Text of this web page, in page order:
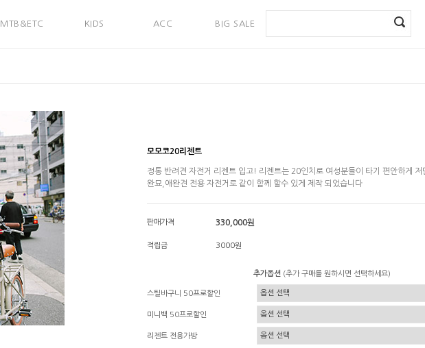
MTB&ETC KIDS ACC BIG SALE
모모코20리젠트
정통 반려견 자전거 리젠트 입고! 리젠트는 20인치로 여성분들이 타기 편안하게 저
완묘,애완견 전용 자전거로 같이 함께 할수 있게 제작 되었습니다
판매가격 330,000원
적립금 3000원
추가옵션 (추가 구매를 원하시면 선택하세요)
스틸바구니 50프로할인
미니백 50프로할인
리젠트 전용가방